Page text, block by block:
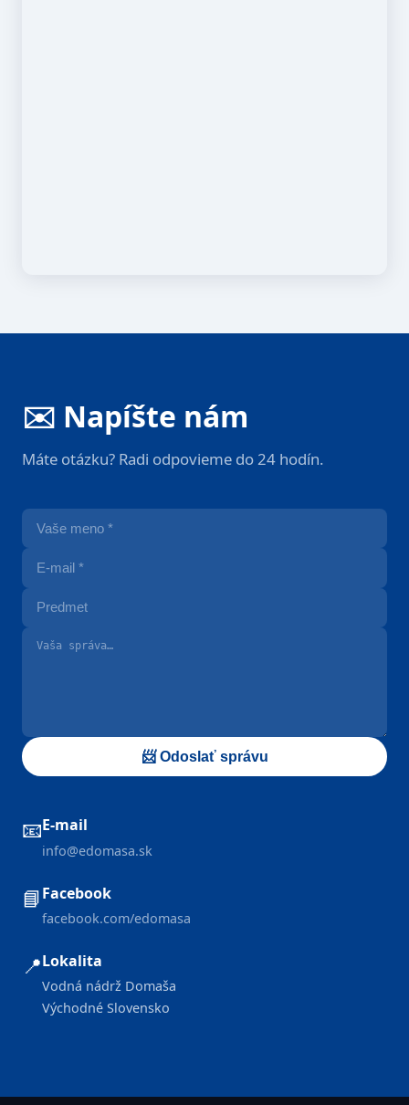
✉️ Napíšte nám
Máte otázku? Radi odpovieme do 24 hodín.
📨 Odoslať správu
📧E-mail
info@edomasa.sk
📘Facebook
facebook.com/edomasa
📍Lokalita
Vodná nádrž Domaša
Východné Slovensko